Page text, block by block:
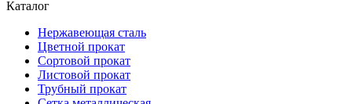
Каталог
Нержавеющая сталь
Цветной прокат
Сортовой прокат
Листовой прокат
Трубный прокат